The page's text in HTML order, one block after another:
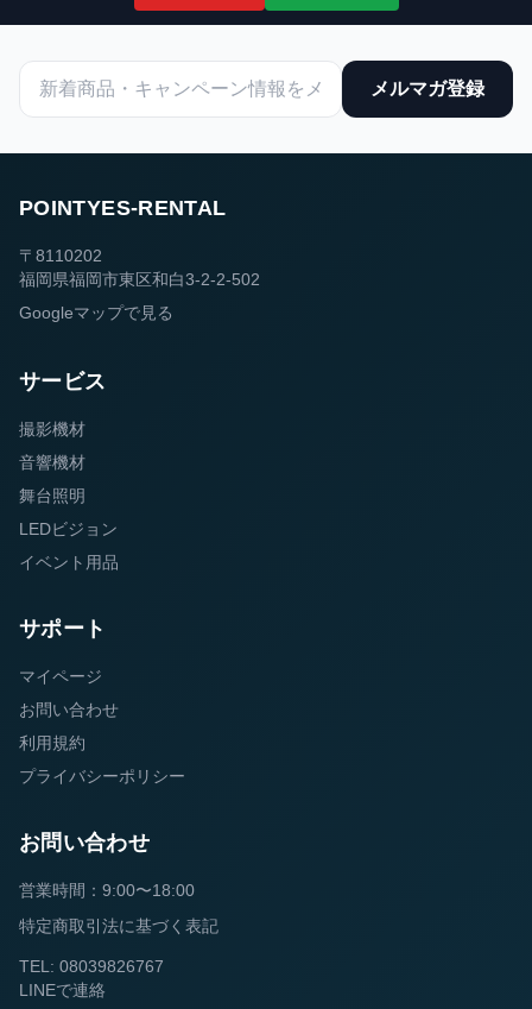
メルマガ登録
POINTYES-RENTAL
〒8110202
福岡県福岡市東区和白3-2-2-502
Googleマップで見る
サービス
撮影機材
音響機材
舞台照明
LEDビジョン
イベント用品
サポート
マイページ
お問い合わせ
利用規約
プライバシーポリシー
お問い合わせ
営業時間：9:00〜18:00
特定商取引法に基づく表記
TEL: 08039826767
LINEで連絡